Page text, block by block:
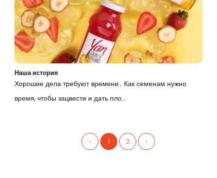
Наша история
Хорошие дела требуют времени․ Как семенам нужно
время, чтобы зацвести и дать пло...
‹ 1 2 ›